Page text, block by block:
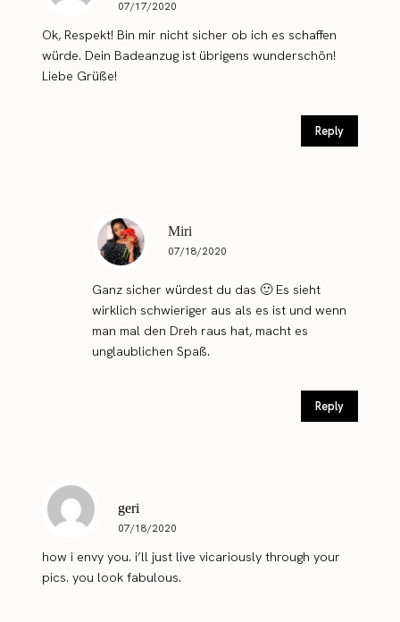
07/17/2020
Ok, Respekt! Bin mir nicht sicher ob ich es schaffen
würde. Dein Badeanzug ist übrigens wunderschön!
Liebe Grüße!
Reply
Miri
07/18/2020
Ganz sicher würdest du das 🙂 Es sieht
wirklich schwieriger aus als es ist und wenn
man mal den Dreh raus hat, macht es
unglaublichen Spaß.
Reply
geri
07/18/2020
how i envy you. i’ll just live vicariously through your
pics. you look fabulous.